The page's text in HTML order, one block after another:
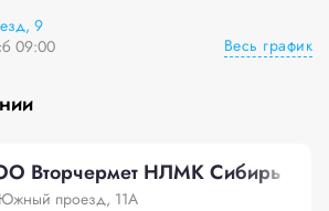
9
09:00 Весь график
Вторчермет НЛМК Сибирь
Южный проезд, 11А